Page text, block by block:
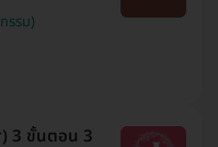
รรม)
3 ขั้นตอน 3